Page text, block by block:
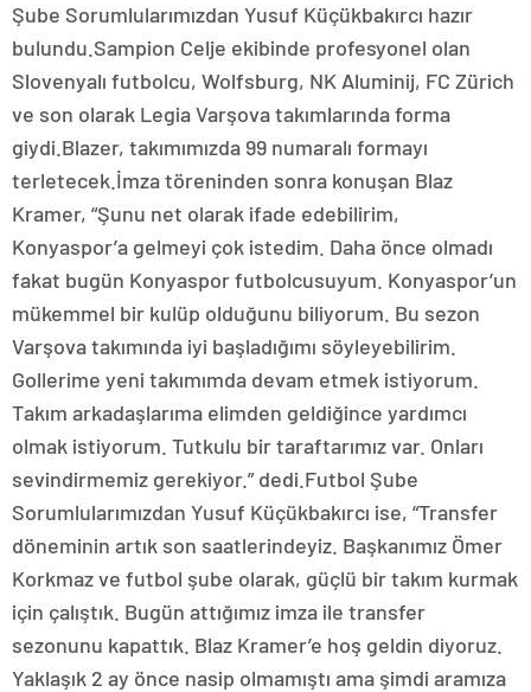
Şube Sorumlularımızdan Yusuf Küçükbakırcı hazır
bulundu.Sampion Celje ekibinde profesyonel olan
Slovenyalı futbolcu, Wolfsburg, NK Aluminij, FC Zürich
ve son olarak Legia Varşova takımlarında forma
giydi.Blazer, takımımızda 99 numaralı formayı
terletecek.İmza töreninden sonra konuşan Blaz
Kramer, “Şunu net olarak ifade edebilirim,
Konyaspor’a gelmeyi çok istedim. Daha önce olmadı
fakat bugün Konyaspor futbolcusuyum. Konyaspor’un
mükemmel bir kulüp olduğunu biliyorum. Bu sezon
Varşova takımında iyi başladığımı söyleyebilirim.
Gollerime yeni takımımda devam etmek istiyorum.
Takım arkadaşlarıma elimden geldiğince yardımcı
olmak istiyorum. Tutkulu bir taraftarımız var. Onları
sevindirmemiz gerekiyor.” dedi.Futbol Şube
Sorumlularımızdan Yusuf Küçükbakırcı ise, “Transfer
döneminin artık son saatlerindeyiz. Başkanımız Ömer
Korkmaz ve futbol şube olarak, güçlü bir takım kurmak
için çalıştık. Bugün attığımız imza ile transfer
sezonunu kapattık. Blaz Kramer’e hoş geldin diyoruz.
Yaklaşık 2 ay önce nasip olmamıştı ama şimdi aramıza